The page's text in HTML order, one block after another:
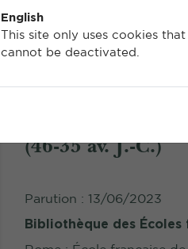
Guillaume de
Les fils de
(46-35 av. J.-C.)
Parution : 13/06/2023
Bibliothèque des Écoles
English
This site only uses cookies
cannot be deactivated.